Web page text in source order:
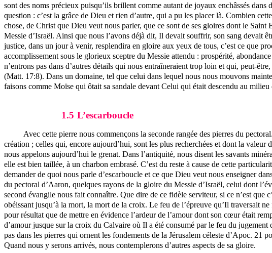
sont des noms précieux puisqu’ils brillent comme autant de joyaux enchâssés
question : c’est la grâce de Dieu et rien d’autre, qui a pu les placer là. Combien
chose, de Christ que Dieu veut nous parler, que ce sont de ses gloires dont le
Messie d’Israël. Ainsi que nous l’avons déjà dit, Il devait souffrir, son sang devait
justice, dans un jour à venir, resplendira en gloire aux yeux de tous, c’est ce que
accomplissement sous le glorieux sceptre du Messie attendu : prospérité,
n’entrons pas dans d’autres détails qui nous entraîneraient trop loin et qui, peut-
(Matt. 17:8). Dans un domaine, tel que celui dans lequel nous nous mouvons
faisons comme Moïse qui ôtait sa sandale devant Celui qui était descendu au milieu
1.5 L’escarboucle
Avec cette pierre nous commençons la seconde rangée des pierres du
création ; celles qui, encore aujourd’hui, sont les plus recherchées et dont la valeur
nous appelons aujourd’hui le grenat. Dans l’antiquité, nous disent les savants
elle est bien taillée, à un charbon embrasé. C’est du reste à cause de cette
demander de quoi nous parle d’escarboucle et ce que Dieu veut nous enseigner
du pectoral d’Aaron, quelques rayons de la gloire du Messie d’Israël, celui dont
second évangile nous fait connaître. Que dire de ce fidèle serviteur, si ce n’est
obéissant jusqu’à la mort, la mort de la croix. Le feu de l’épreuve qu’Il traversait
pour résultat que de mettre en évidence l’ardeur de l’amour dont son cœur était
d’amour jusque sur la croix du Calvaire où Il a été consumé par le feu du jugement
pas dans les pierres qui ornent les fondements de la Jérusalem céleste d’Apoc. 21
Quand nous y serons arrivés, nous contemplerons d’autres aspects de sa gloire.